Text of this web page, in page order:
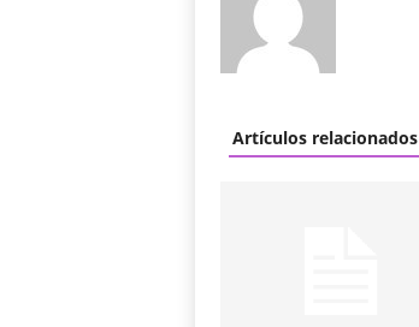
Artículos relacionados